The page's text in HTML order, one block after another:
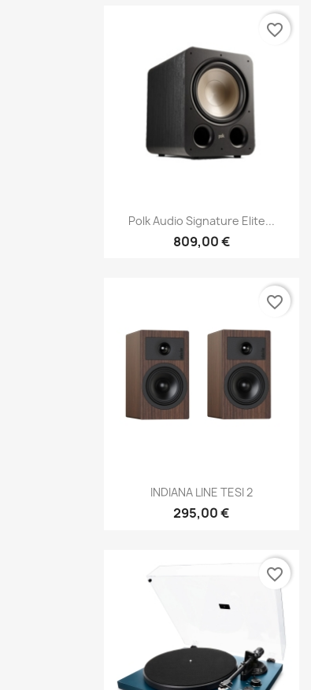
Anteprima
Polk Audio Signature Elite...
809,00 €
favorite_border
Anteprima
INDIANA LINE TESI 2
295,00 €
favorite_border
favorite_border